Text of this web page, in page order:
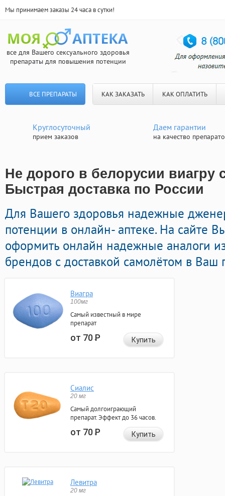
Мы принимаем заказы 24 часа в сутки!
все для Вашего сексуального здоровья
препараты для повышения потенции
ВСЕ ПРЕПАРАТЫ КАК ЗАКАЗАТЬ КАК ОПЛАТИТЬ
Круглосуточный
прием заказов
Даем гарантии
на качество
Не дорого в белорусии виагру
Быстрая доставка по России
Для Вашего здоровья надежные
потенции в онлайн- аптеке. На сайте
оформить онлайн надежные аналоги
брендов с доставкой самолётом в Ваш
Виагра
100мг
Самый известный в мире
препарат
от 70Р Купить
Сиалис
20 мг
Самый долгоиграющий
препарат. Эффект до 36 часов.
от 70Р Купить
Левитра
20 мг